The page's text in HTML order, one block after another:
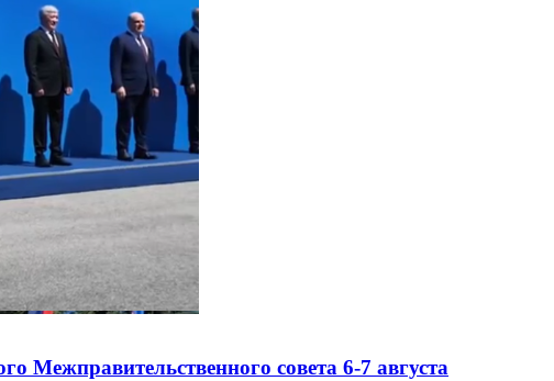
Межправительственного совета 6-7 августа